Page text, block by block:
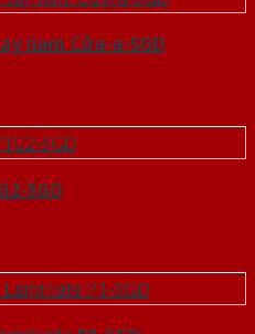
nam Cửa-a-SGD
SGD